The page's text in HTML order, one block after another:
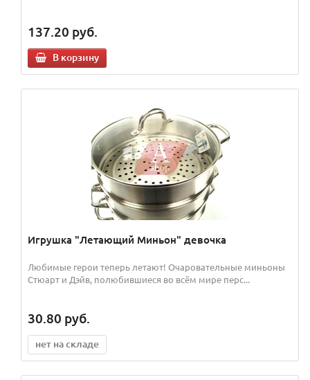
137.20 руб.
В корзину
Игрушка "Летающий Миньон" девочка
Любимые герои теперь летают! Очаровательные миньоны
Стюарт и Дэйв, полюбившиеся во всём мире перс...
30.80 руб.
нет на складе